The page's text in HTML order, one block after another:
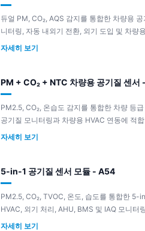
듀얼 PM, CO₂, AQS 감지를 통합한 차량용
니터링, 자동 내외기 전환, 외기 도입 및 차량
자세히 보기
PM + CO₂ + NTC 차량용 공기질 센서
PM2.5, CO₂, 온습도 감지를 통합한 차량 등
공기질 모니터링과 차량용 HVAC 연동에 적
자세히 보기
5-in-1 공기질 센서 모듈 - A54
PM2.5, CO₂, TVOC, 온도, 습도를 통합한 5-
HVAC, 외기 처리, AHU, BMS 및 IAQ 모니터
자세히 보기